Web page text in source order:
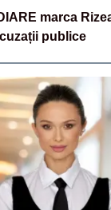
marca
publice